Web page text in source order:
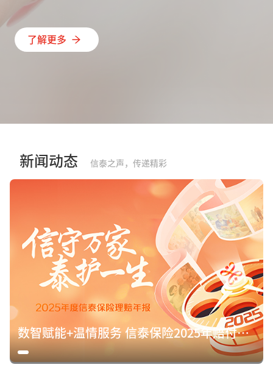
了解更多
新闻动态 信泰之声，传递精彩
数智赋能+温情服务 信泰保险2025年赔付15.8亿元诠释保险初心